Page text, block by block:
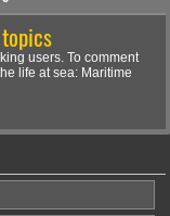
users. To comment
life at sea: Maritime